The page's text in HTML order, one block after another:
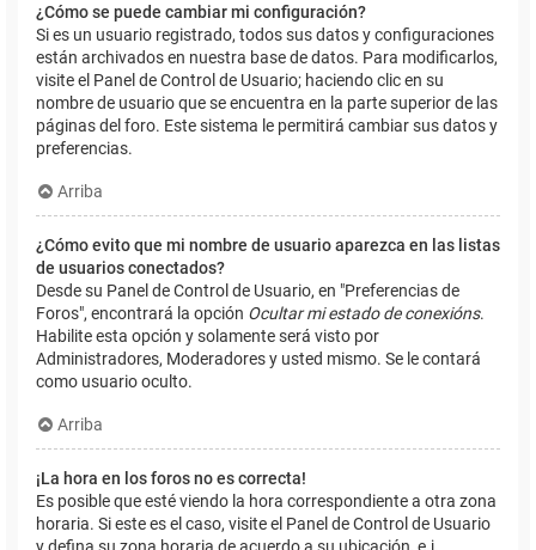
¿Cómo se puede cambiar mi configuración?
Si es un usuario registrado, todos sus datos y configuraciones
están archivados en nuestra base de datos. Para modificarlos,
visite el Panel de Control de Usuario; haciendo clic en su
nombre de usuario que se encuentra en la parte superior de las
páginas del foro. Este sistema le permitirá cambiar sus datos y
preferencias.
Arriba
¿Cómo evito que mi nombre de usuario aparezca en las listas
de usuarios conectados?
Desde su Panel de Control de Usuario, en "Preferencias de
Foros", encontrará la opción Ocultar mi estado de conexións.
Habilite esta opción y solamente será visto por
Administradores, Moderadores y usted mismo. Se le contará
como usuario oculto.
Arriba
¡La hora en los foros no es correcta!
Es posible que esté viendo la hora correspondiente a otra zona
horaria. Si este es el caso, visite el Panel de Control de Usuario
y defina su zona horaria de acuerdo a su ubicación, e.j.